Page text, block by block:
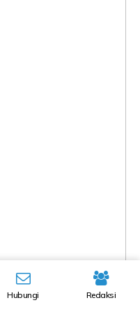
Hubungi Redaksi